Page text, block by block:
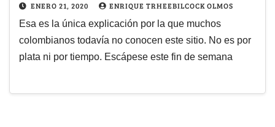
ENERO 21, 2020 ENRIQUE TRHEEBILCOCK OLMOS
Esa es la única explicación por la que muchos
colombianos todavía no conocen este sitio. No es por
plata ni por tiempo. Escápese este fin de semana